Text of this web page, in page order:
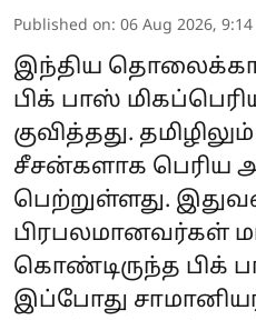
Published on: 06 Aug 2026, 9:14
இந்திய
பிக் பாஸ்
குவித்தது.
சீசன்களாக பெரிய
பெற்றுள்ளது.
பிரபலமானவர்கள்
கொண்டிருந்த பிக்
இப்போது